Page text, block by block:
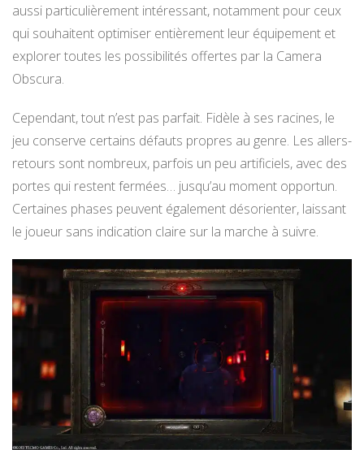
aussi particulièrement intéressant, notamment pour ceux
qui souhaitent optimiser entièrement leur équipement et
explorer toutes les possibilités offertes par la Camera
Obscura.
Cependant, tout n’est pas parfait. Fidèle à ses racines, le
jeu conserve certains défauts propres au genre. Les allers-
retours sont nombreux, parfois un peu artificiels, avec des
portes qui restent fermées… jusqu’au moment opportun.
Certaines phases peuvent également désorienter, laissant
le joueur sans indication claire sur la marche à suivre.